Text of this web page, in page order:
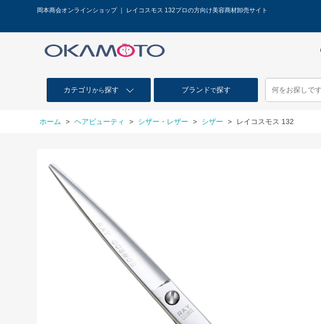
岡本商会オンラインショップ ｜ レイコスモス 132プロの方向け美容商材卸売サイト
カテゴリ から探す ブランドで探す
ホーム > ヘアビューティ > シザー・レザー > シザー > レイコスモス 132